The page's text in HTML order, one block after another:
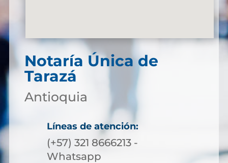
Notaría Única de
Tarazá
Antioquia
Líneas de atención:
(+57) 321 8666213 -
Whatsapp